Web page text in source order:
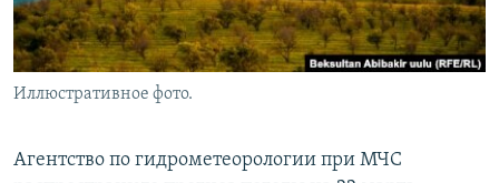
Иллюстративное фото.
Агентство по гидрометеорологии при МЧС